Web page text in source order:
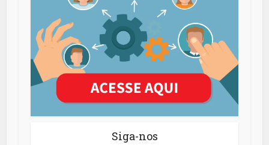
Siga-nos